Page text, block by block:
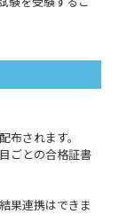
されます。
ごとの合格証書
果連携はできま